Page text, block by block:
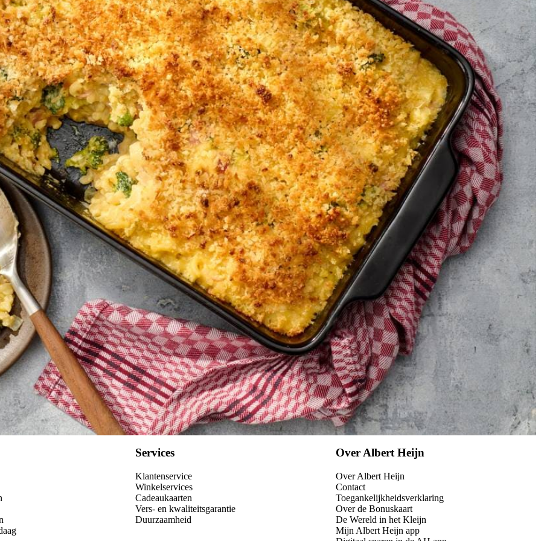
Kies producten
Voeg steeds wat meer kaas toe als de vorige portie gesmolten is.
en verdeel over de pasta.
en krokant is. Haal uit de oven en laat 5 min. afkoelen.
Wat vond je van dit recept?
Services
Klantenservice
Winkelservices
Cadeaukaarten
Vers- en kwaliteitsgarantie
Duurzaamheid
Over Albert Heijn
Over Albert Heijn
Contact
Toegankelijkheidsverklaring
Over de Bonuskaart
De Wereld in het Kleijn
Mijn Albert Heijn app